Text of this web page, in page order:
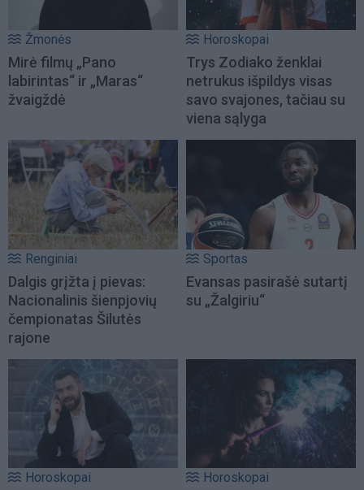
Žmonės
Mirė filmų „Pano
labirintas“ ir „Maras“
žvaigždė
Horoskopai
Trys Zodiako ženklai
netrukus išpildys visas
savo svajones, tačiau su
viena sąlyga
Renginiai
Dalgis grįžta į pievas:
Nacionalinis šienpjovių
čempionatas Šilutės
rajone
Sportas
Evansas pasirašė sutartį
su „Žalgiriu“
Horoskopai Horoskopai